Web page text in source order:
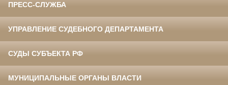
ПРЕСС-СЛУЖБА
УПРАВЛЕНИЕ СУДЕБНОГО ДЕПАРТАМЕНТА
СУДЫ СУБЪЕКТА РФ
МУНИЦИПАЛЬНЫЕ ОРГАНЫ ВЛАСТИ